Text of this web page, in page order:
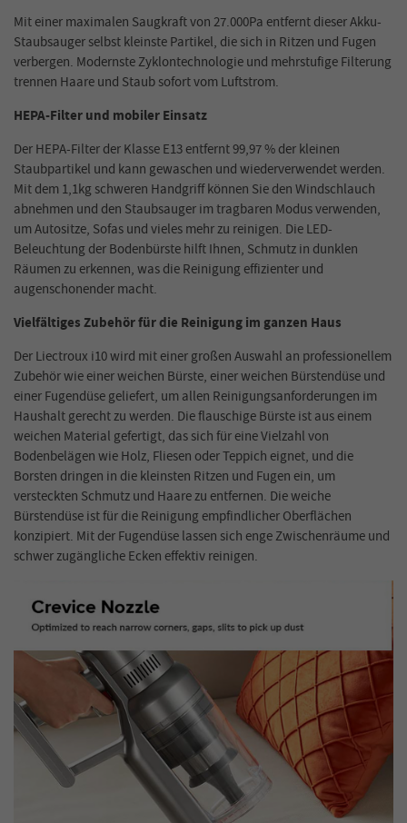
Mit einer maximalen Saugkraft von 27.000Pa entfernt dieser Akku-
Staubsauger selbst kleinste Partikel, die sich in Ritzen und Fugen
verbergen. Modernste Zyklontechnologie und mehrstufige Filterung
trennen Haare und Staub sofort vom Luftstrom.
HEPA-Filter und mobiler Einsatz
Der HEPA-Filter der Klasse E13 entfernt 99,97 % der kleinen
Staubpartikel und kann gewaschen und wiederverwendet werden.
Mit dem 1,1kg schweren Handgriff können Sie den Windschlauch
abnehmen und den Staubsauger im tragbaren Modus verwenden,
um Autositze, Sofas und vieles mehr zu reinigen. Die LED-
Beleuchtung der Bodenbürste hilft Ihnen, Schmutz in dunklen
Räumen zu erkennen, was die Reinigung effizienter und
augenschonender macht.
Vielfältiges Zubehör für die Reinigung im ganzen Haus
Der Liectroux i10 wird mit einer großen Auswahl an professionellem
Zubehör wie einer weichen Bürste, einer weichen Bürstendüse und
einer Fugendüse geliefert, um allen Reinigungsanforderungen im
Haushalt gerecht zu werden. Die flauschige Bürste ist aus einem
weichen Material gefertigt, das sich für eine Vielzahl von
Bodenbelägen wie Holz, Fliesen oder Teppich eignet, und die
Borsten dringen in die kleinsten Ritzen und Fugen ein, um
versteckten Schmutz und Haare zu entfernen. Die weiche
Bürstendüse ist für die Reinigung empfindlicher Oberflächen
konzipiert. Mit der Fugendüse lassen sich enge Zwischenräume und
schwer zugängliche Ecken effektiv reinigen.